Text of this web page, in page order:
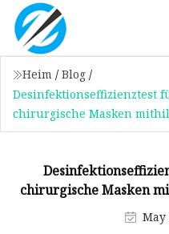
Heim / Blog /
Desinfektionseffizienztest
chirurgische Masken
chirurgische Masken
May